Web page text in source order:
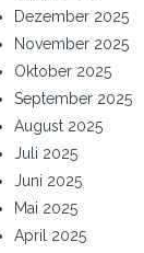
Dezember 2025
November 2025
Oktober 2025
September 2025
August 2025
Juli 2025
Juni 2025
Mai 2025
April 2025